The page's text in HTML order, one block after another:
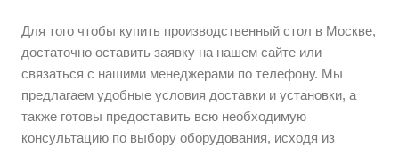
Для того чтобы купить производственный стол в Москве,
достаточно оставить заявку на нашем сайте или
связаться с нашими менеджерами по телефону. Мы
предлагаем удобные условия доставки и установки, а
также готовы предоставить всю необходимую
консультацию по выбору оборудования, исходя из